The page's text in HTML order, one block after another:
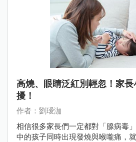
高燒、眼睛泛紅別輕忽！家
擾！
作者：劉璦泇
相信很多家長們一定都對「腺病毒
中的孩子同時出現發燒與喉嚨痛，